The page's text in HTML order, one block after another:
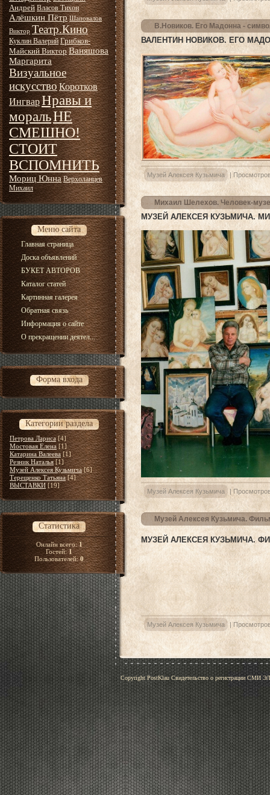
Андрей Власов Тихон
Алёшкин Пётр Шаповалов
Виктор Театр.Кино
Куклин Валерий Грибков-
Майский Виктор Ваняшова
Маргарита
Визуальное
искусствоКоротков
ИнгварНравы и
моральНЕ
СМЕШНО!
СТОИТ
ВСПОМНИТЬ
Мориц Юнна Верхоланцев
Михаил
Меню сайта
Главная страница
Доска объявлений
БУКЕТ АВТОРОВ
Каталог статей
Картинная галерея
Обратная связь
Информация о сайте
О прекращении деятел...
Форма входа
Категории раздела
Петрова Лариса [4]
Мостовая Елена [1]
Катарина Валеева [1]
Резник Наталья [1]
Музей Алексея Кузьмича [6]
Терещенко Татьяна [4]
ВЫСТАВКИ [19]
Статистика
Онлайн всего:1
Гостей:1
Пользователей:0
В.Новиков. Его Мадонна -
ВАЛЕНТИН НОВИКОВ. ЕГО
Музей Алексея Кузьмича |
Михаил Шелехов. Человек-
МУЗЕЙ АЛЕКСЕЯ КУЗЬМИЧА.
Музей Алексея Кузьмича |
Музей Алексея Кузьмича.
МУЗЕЙ АЛЕКСЕЯ КУЗЬМИЧА.
Музей Алексея Кузьмича |
Copyright PostKlau Свидетельство о регистрации СМИ